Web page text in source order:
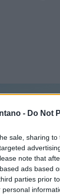
- Do Not
sale, sharing
note that
ads based
parties prior